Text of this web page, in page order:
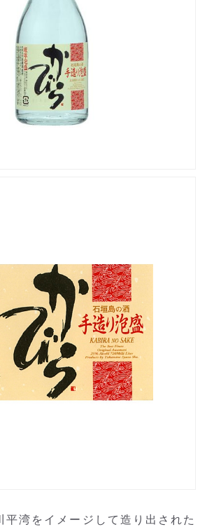
平湾をイメージして造り出された